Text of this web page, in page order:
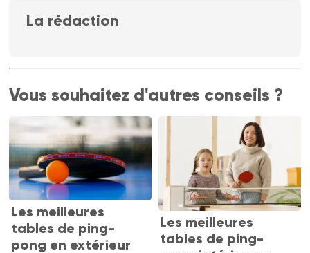
La rédaction
Vous souhaitez d'autres conseils ?
Les meilleures
tables de ping-
pong en extérieur
Les meilleures
tables de ping-